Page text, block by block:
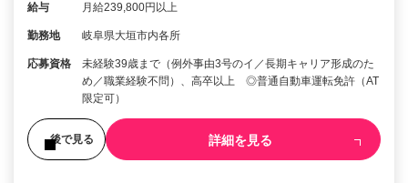
給与 月給239,800円以上
勤務地 岐阜県大垣市内各所
応募資格
未経験39歳まで（例外事由3号のイ／長期キャリア形成のた
め／職業経験不問）、高卒以上 ◎普通自動車運転免許（AT
限定可）
後で見る 詳細を見る